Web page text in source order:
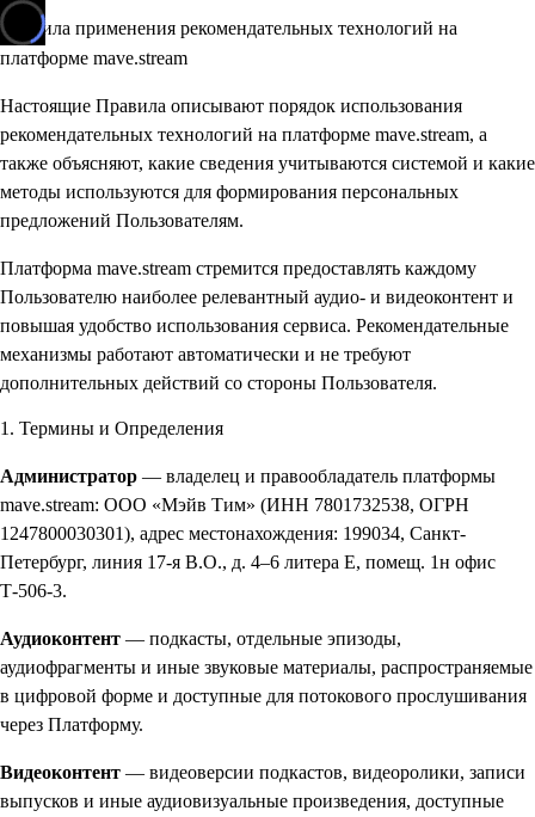
Правила применения рекомендательных технологий на
платформе mave.stream
Настоящие Правила описывают порядок использования
рекомендательных технологий на платформе mave.stream, а
также объясняют, какие сведения учитываются системой и какие
методы используются для формирования персональных
предложений Пользователям.
Платформа mave.stream стремится предоставлять каждому
Пользователю наиболее релевантный аудио- и видеоконтент и
повышая удобство использования сервиса. Рекомендательные
механизмы работают автоматически и не требуют
дополнительных действий со стороны Пользователя.
1. Термины и Определения
Администратор — владелец и правообладатель платформы
mave.stream: ООО «Мэйв Тим» (ИНН 7801732538, ОГРН
1247800030301), адрес местонахождения: 199034, Санкт-
Петербург, линия 17-я В.О., д. 4–6 литера Е, помещ. 1н офис
Т-506-3.
Аудиоконтент — подкасты, отдельные эпизоды,
аудиофрагменты и иные звуковые материалы, распространяемые
в цифровой форме и доступные для потокового прослушивания
через Платформу.
Видеоконтент — видеоверсии подкастов, видеоролики, записи
выпусков и иные аудиовизуальные произведения, доступные